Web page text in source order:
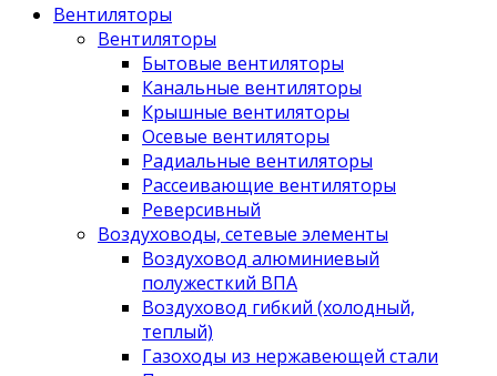
Вентиляторы
Вентиляторы
Бытовые вентиляторы
Канальные вентиляторы
Крышные вентиляторы
Осевые вентиляторы
Радиальные вентиляторы
Рассеивающие вентиляторы
Реверсивный
Воздуховоды, сетевые элементы
Воздуховод алюминиевый
полужесткий ВПА
Воздуховод гибкий (холодный,
теплый)
Газоходы из нержавеющей стали